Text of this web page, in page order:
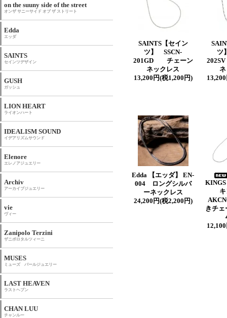
SAINTS【セイン
ツ】 SSCN-
201GD チェーン
ネックレス
13,200円(税1,200円)
ツ
Edda 【エッダ】 EN-
004 ロングシルバ
ーネックレス
24,200円(税2,200円)
きチ
on the suuny side of the street
オンザ サニーサイド オブ ザ ストリート
Edda
エッダ
SAINTS
セインツデザイン
GUSH
ガッシュ
LION HEART
ライオンハート
IDEALISM SOUND
イデアリズムサウンド
Elenore
エレノアジュエリー
Archiv
アーカイブジュエリー
vie
ヴィー
Zanipolo Terzini
ザニポロタルツィーニ
MUSES
ミューズ パールジュエリー
LAST HEAVEN
ラストヘブン
CHAN LUU
チャンルー